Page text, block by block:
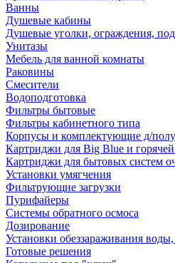
Ванны
Душевые кабины
Душевые уголки, ограждения,
Унитазы
Мебель для ванной комнаты
Раковины
Смесители
Водоподготовка
Фильтры бытовые
Фильтры кабинетного типа
Корпусы и комплектующие д/
Картриджи для Big Blue и
Картриджи для бытовых систем
Установки умягчения
Фильтрующие загрузки
Пурифайеры
Системы обратного осмоса
Дозирование
Установки обеззараживания
Готовые решения